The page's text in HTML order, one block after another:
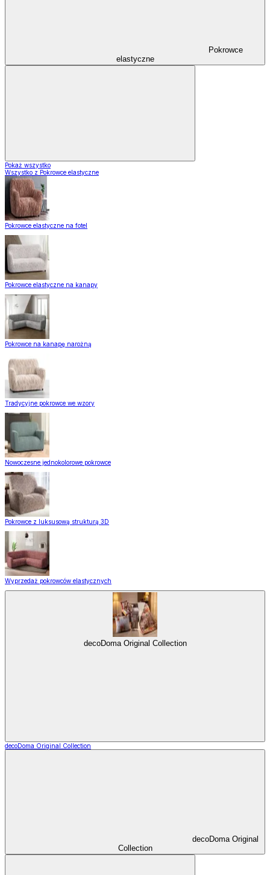
Pokrowce
elastyczne
Pokaż wszystko
Wszystko z Pokrowce elastyczne
Pokrowce elastyczne na fotel
Pokrowce elastyczne na kanapy
Pokrowce na kanapę narożną
Tradycyjne pokrowce we wzory
Nowoczesne jednokolorowe pokrowce
Pokrowce z luksusową strukturą 3D
Wyprzedaż pokrowców elastycznych
decoDoma Original Collection
decoDoma Original Collection
decoDoma Original
Collection